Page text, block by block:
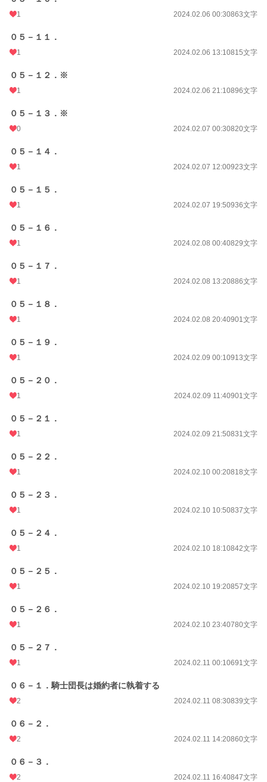
1 2024.02.06 00:30863文字
０５－１１．
1 2024.02.06 13:10815文字
０５－１２．※
1 2024.02.06 21:10896文字
０５－１３．※
0 2024.02.07 00:30820文字
０５－１４．
1 2024.02.07 12:00923文字
０５－１５．
1 2024.02.07 19:50936文字
０５－１６．
1 2024.02.08 00:40829文字
０５－１７．
1 2024.02.08 13:20886文字
０５－１８．
1 2024.02.08 20:40901文字
０５－１９．
1 2024.02.09 00:10913文字
０５－２０．
1 2024.02.09 11:40901文字
０５－２１．
1 2024.02.09 21:50831文字
０５－２２．
1 2024.02.10 00:20818文字
０５－２３．
1 2024.02.10 10:50837文字
０５－２４．
1 2024.02.10 18:10842文字
０５－２５．
1 2024.02.10 19:20857文字
０５－２６．
1 2024.02.10 23:40780文字
０５－２７．
1 2024.02.11 00:10691文字
０６－１．騎士団長は婚約者に執着する
2 2024.02.11 08:30839文字
０６－２．
2 2024.02.11 14:20860文字
０６－３．
2 2024.02.11 16:40847文字